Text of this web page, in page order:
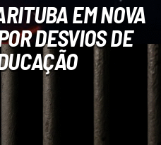
EM NOVA
DESVIOS DE